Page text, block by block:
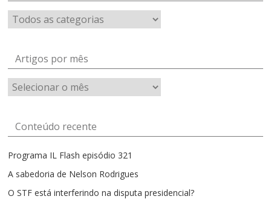
Artigos por mês
Artigos
por
Conteúdo recente
Programa IL Flash episódio 321
A sabedoria de Nelson Rodrigues
O STF está interferindo na disputa presidencial?